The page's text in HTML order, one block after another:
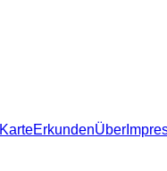
KarteErkundenÜber